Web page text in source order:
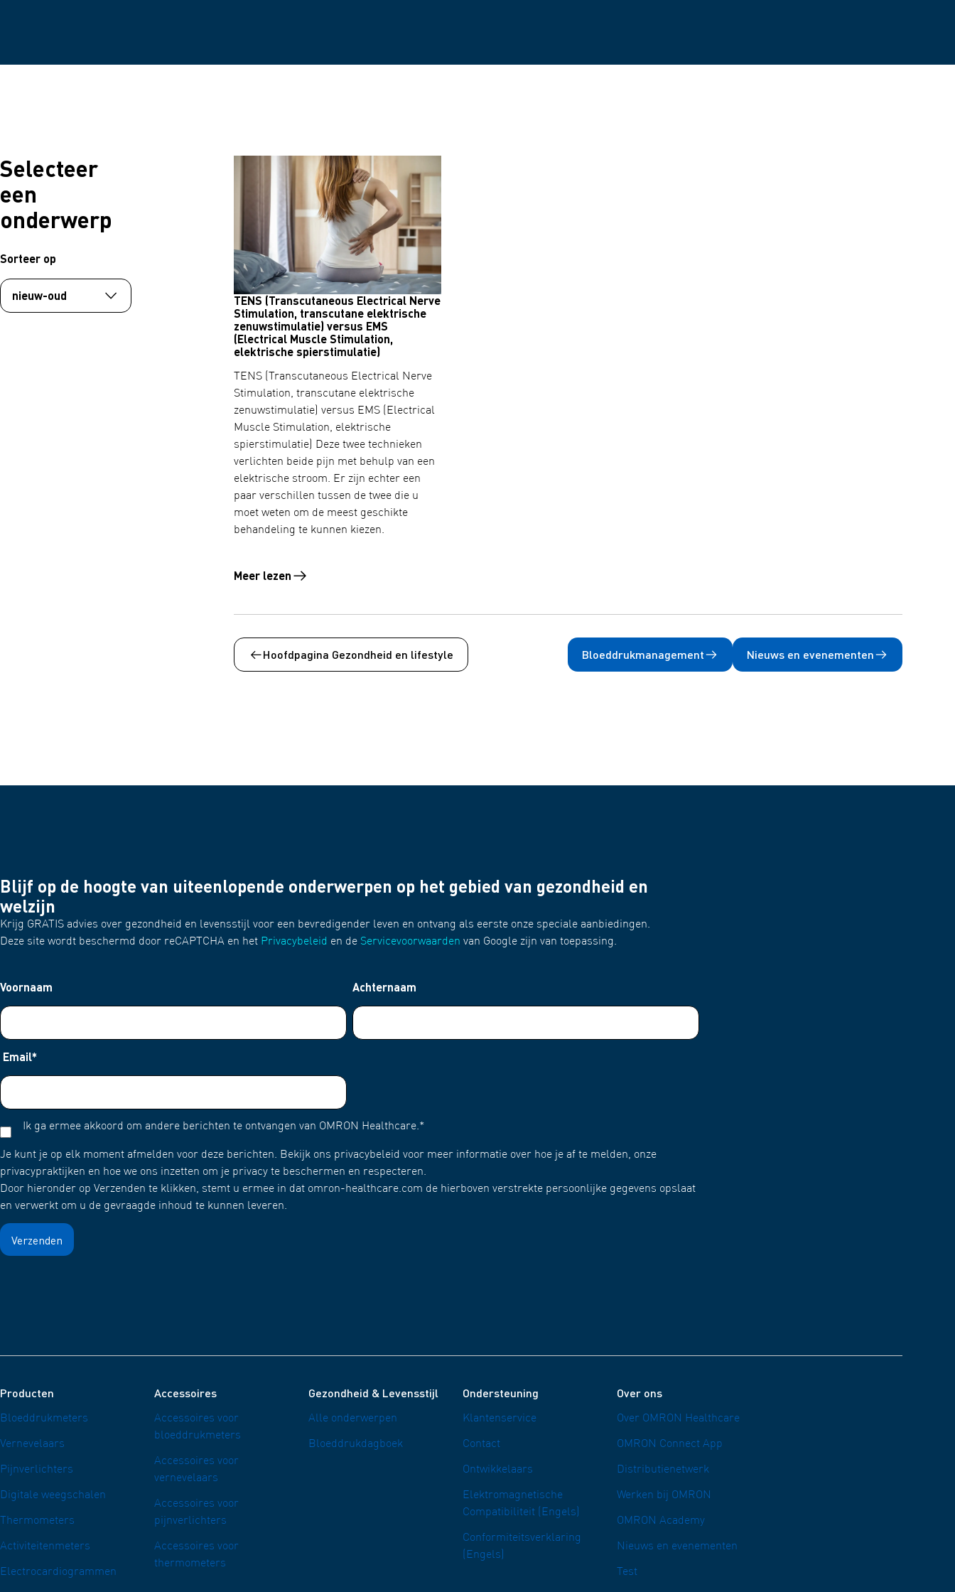
Selecteer
een
onderwerp
Sorteer op
TENS (Transcutaneous Electrical Nerve
Stimulation, transcutane elektrische
zenuwstimulatie) versus EMS
(Electrical Muscle Stimulation,
elektrische spierstimulatie)
TENS (Transcutaneous Electrical Nerve
Stimulation, transcutane elektrische
zenuwstimulatie) versus EMS (Electrical
Muscle Stimulation, elektrische
spierstimulatie) Deze twee technieken
verlichten beide pijn met behulp van een
elektrische stroom. Er zijn echter een
paar verschillen tussen de twee die u
moet weten om de meest geschikte
behandeling te kunnen kiezen.
Meer lezen
Lees meer over TENS (Transcutaneous Electrical Nerve Stimulation, transcutane elektrische zenuwstimulatie) versus EMS (Electrical
Hoofdpagina Gezondheid en lifestyle Bloeddrukmanagement Nieuws en evenementen
Blijf op de hoogte van uiteenlopende onderwerpen op het gebied van gezondheid en
welzijn
Krijg GRATIS advies over gezondheid en levensstijl voor een bevredigender leven en ontvang als eerste onze speciale aanbiedingen.
Deze site wordt beschermd door reCAPTCHA en het Privacybeleid en de Servicevoorwaarden van Google zijn van toepassing.
Voornaam Achternaam
Email*
Ik ga ermee akkoord om andere berichten te ontvangen van OMRON Healthcare.*
Je kunt je op elk moment afmelden voor deze berichten. Bekijk ons privacybeleid voor meer informatie over hoe je af te melden, onze
privacypraktijken en hoe we ons inzetten om je privacy te beschermen en respecteren.
Door hieronder op Verzenden te klikken, stemt u ermee in dat omron-healthcare.com de hierboven verstrekte persoonlijke gegevens opslaat
en verwerkt om u de gevraagde inhoud te kunnen leveren.
Producten
Bloeddrukmeters
Vernevelaars
Pijnverlichters
Digitale weegschalen
Thermometers
Activiteitenmeters
Electrocardiogrammen
Accessoires
Accessoires voor
bloeddrukmeters
Accessoires voor
vernevelaars
Accessoires voor
pijnverlichters
Accessoires voor
thermometers
Gezondheid & Levensstijl
Alle onderwerpen
Bloeddrukdagboek
Ondersteuning
Klantenservice
Contact
Ontwikkelaars
Elektromagnetische
Compatibiliteit (Engels)
Conformiteitsverklaring
(Engels)
Over ons
Over OMRON Healthcare
OMRON Connect App
Distributienetwerk
Werken bij OMRON
OMRON Academy
Nieuws en evenementen
Test